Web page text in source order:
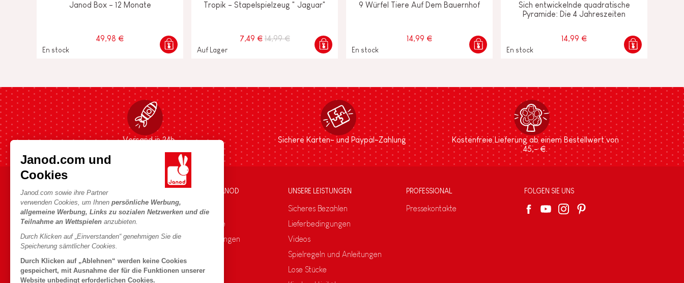
Janod.com und
Cookies
Janod.com sowie ihre Partner
verwenden Cookies, um Ihnen persönliche Werbung,
allgemeine Werbung, Links zu sozialen Netzwerken und die
Teilnahme an Wettspielen anzubieten.
Durch Klicken auf „Einverstanden“ genehmigen Sie die
Speicherung sämtlicher Cookies.
Durch Klicken auf „Ablehnen“ werden keine Cookies
gespeichert, mit Ausnahme der für die Funktionen unserer
Website unbedingt erforderlichen Cookies.
Janod Box - 12 Monate
49,98 €
En stock
Tropik - Stapelspielzeug " Jaguar"
7,49 € 14,99 €
Auf Lager
9 Würfel Tiere Auf Dem Bauernhof
14,99 €
En stock
Sich entwickelnde quadratische
Pyramide: Die 4 Jahreszeiten
14,99 €
En stock
Versand in 24h Sichere Karten- und Paypal-Zahlung
Kostenfreie Lieferung ab einem Bestellwert von
45,- €.
HILFE & INFORMATIONEN
Verkaufsbedingungen
FAQ
Kontakt
Produktrückruf
DIE WELT VON JANOD
Die Geschichte
Unsere Expertise
CSR-Verpflichtungen
UNSERE LEISTUNGEN
Sicheres Bezahlen
Lieferbedingungen
Videos
Spielregeln und Anleitungen
Lose Stücke
PROFESSIONAL
Pressekontakte
FOLGEN SIE UNS